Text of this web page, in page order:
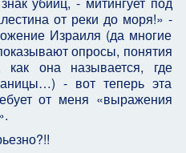
от реки до моря!» -
Израиля (да многие
опросы, понятия
она называется, где
- вот теперь эта
от меня «выражения